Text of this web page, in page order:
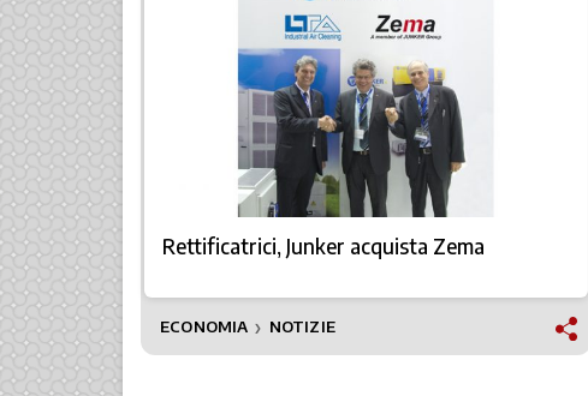
Rettificatrici, Junker acquista Zema
ECONOMIA ❯ NOTIZIE